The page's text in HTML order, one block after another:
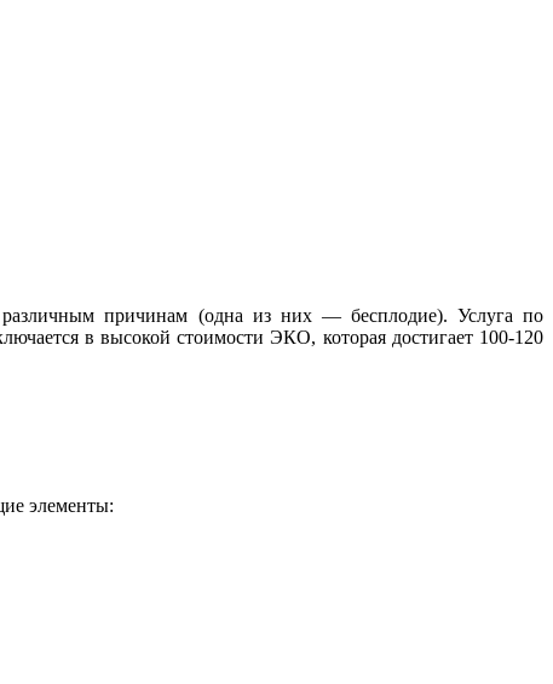
причинам (одна из них — бесплодие). Услуга по
в высокой стоимости ЭКО, которая достигает 100-120
элементы: